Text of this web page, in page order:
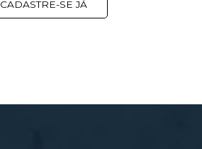
CADASTRE-SE JÁ